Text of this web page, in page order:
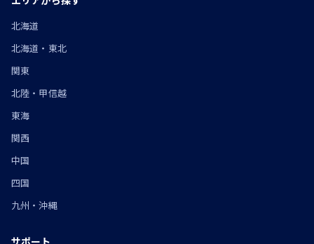
北海道
北海道・東北
関東
北陸・甲信越
東海
関西
中国
四国
九州・沖縄
サポート